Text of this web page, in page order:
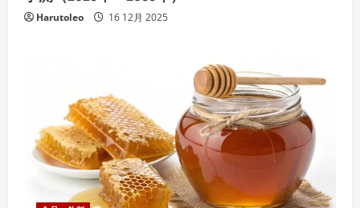
Harutoleo 16 12月 2025